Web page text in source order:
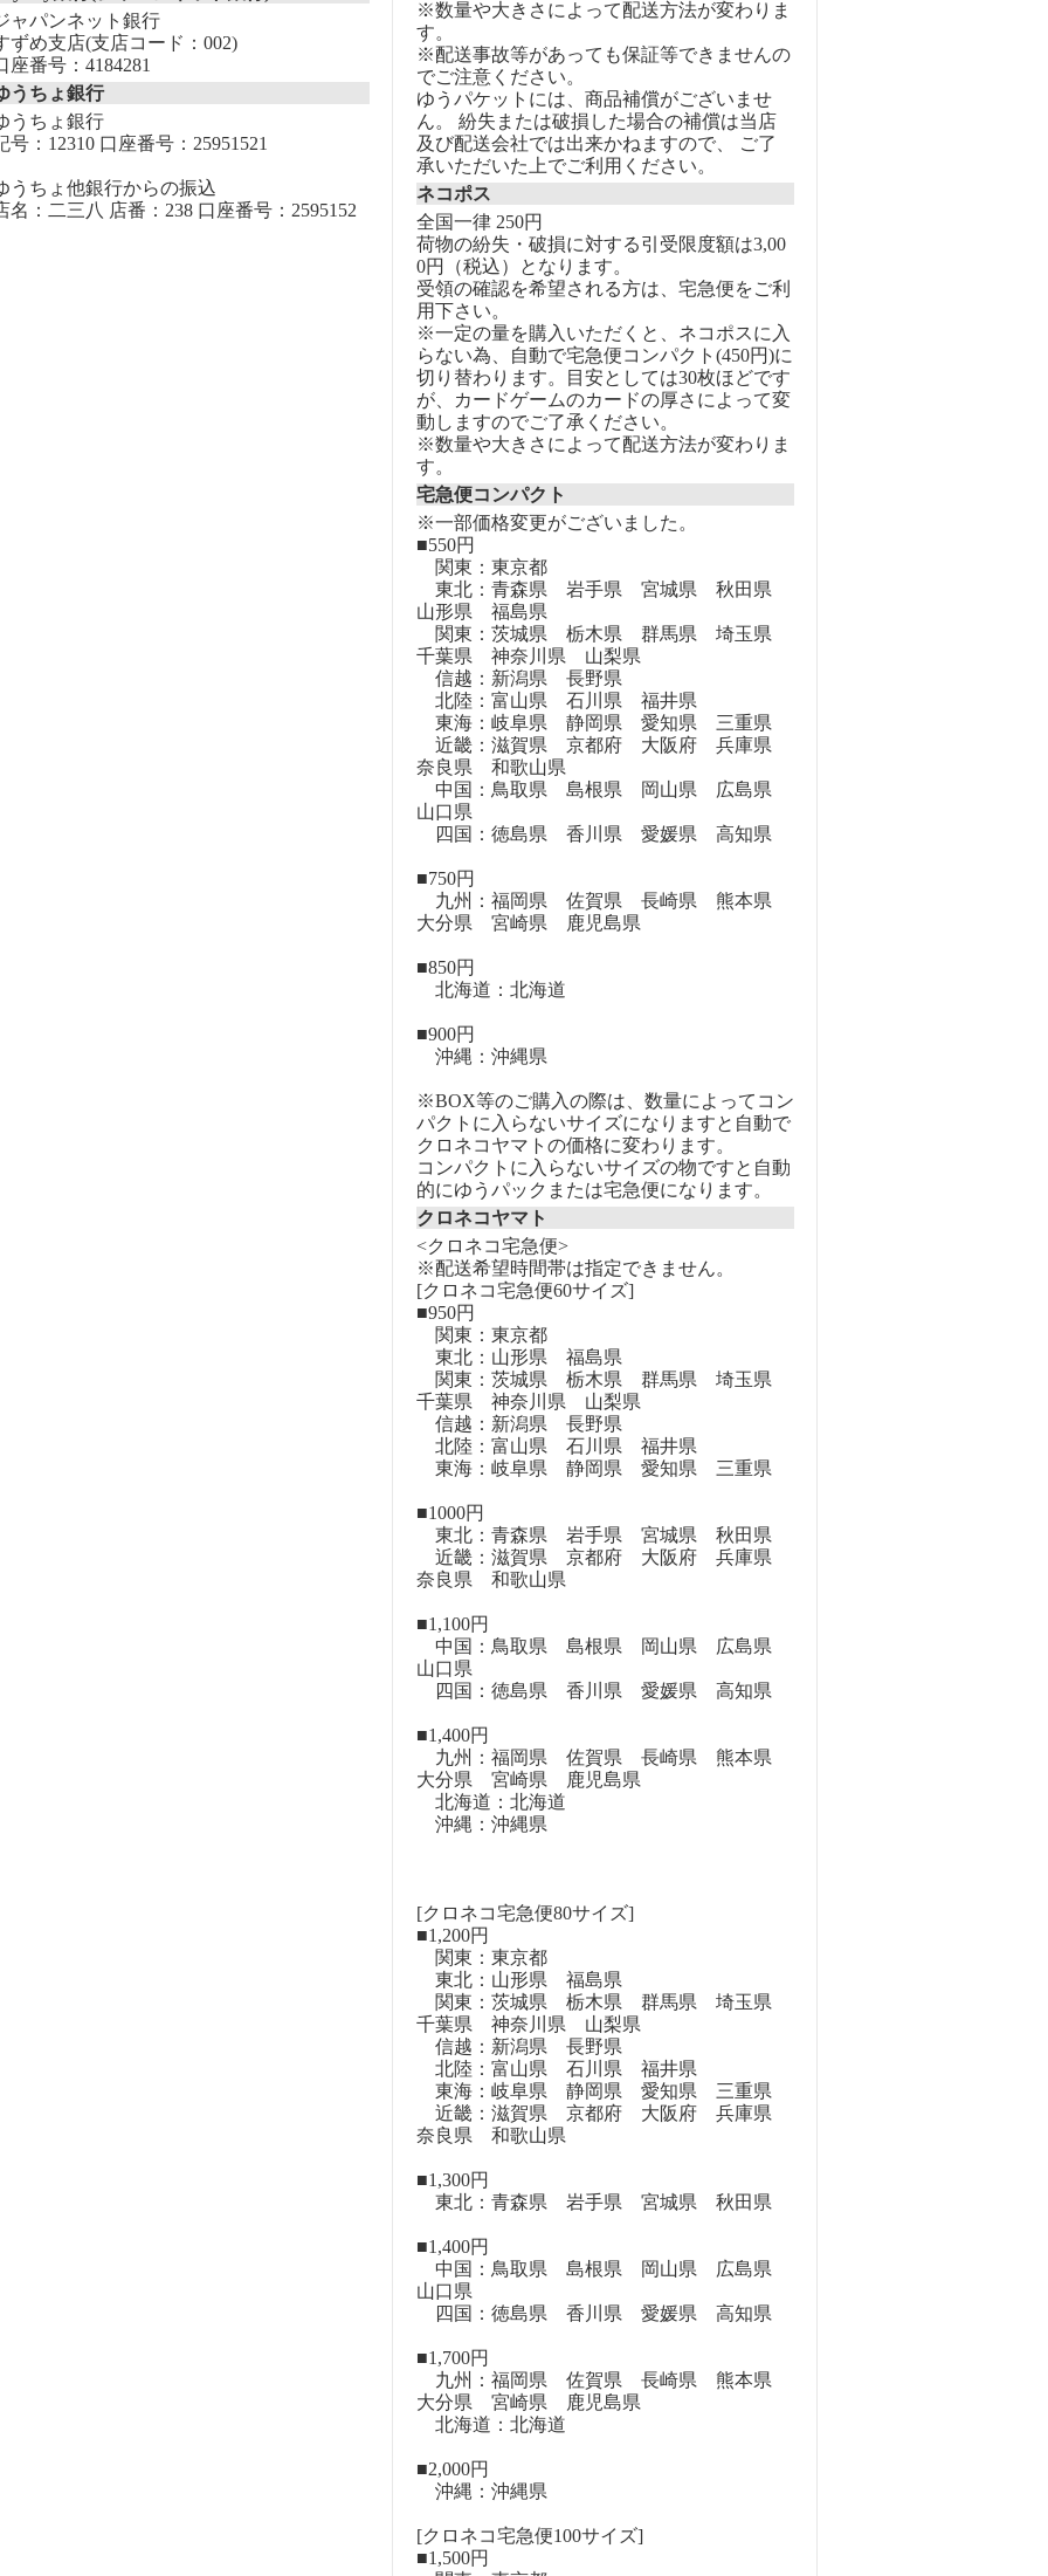
ャパンネット銀行
ずめ支店(支店コード：002)
座番号：4184281
うちょ銀行
うちょ銀行
号：12310 口座番号：25951521
うちょ他銀行からの振込
名：二三八 店番：238 口座番号：2595152
※数量や大きさによって配送方法が変わりま
す。
※配送事故等があっても保証等できませんの
でご注意ください。
ゆうパケットには、商品補償がございませ
ん。 紛失または破損した場合の補償は当店
及び配送会社では出来かねますので、 ご了
承いただいた上でご利用ください。
ネコポス
全国一律 250円
荷物の紛失・破損に対する引受限度額は3,00
0円（税込）となります。
受領の確認を希望される方は、宅急便をご利
用下さい。
※一定の量を購入いただくと、ネコポスに入
らない為、自動で宅急便コンパクト(450円)に
切り替わります。目安としては30枚ほどです
が、カードゲームのカードの厚さによって変
動しますのでご了承ください。
※数量や大きさによって配送方法が変わりま
す。
宅急便コンパクト
※一部価格変更がございました。
■550円
関東：東京都
東北：青森県 岩手県 宮城県 秋田県
山形県 福島県
関東：茨城県 栃木県 群馬県 埼玉県
千葉県 神奈川県 山梨県
信越：新潟県 長野県
北陸：富山県 石川県 福井県
東海：岐阜県 静岡県 愛知県 三重県
近畿：滋賀県 京都府 大阪府 兵庫県
奈良県 和歌山県
中国：鳥取県 島根県 岡山県 広島県
山口県
四国：徳島県 香川県 愛媛県 高知県
■750円
九州：福岡県 佐賀県 長崎県 熊本県
大分県 宮崎県 鹿児島県
■850円
北海道：北海道
■900円
沖縄：沖縄県
※BOX等のご購入の際は、数量によってコン
パクトに入らないサイズになりますと自動で
クロネコヤマトの価格に変わります。
コンパクトに入らないサイズの物ですと自動
的にゆうパックまたは宅急便になります。
クロネコヤマト
<クロネコ宅急便>
※配送希望時間帯は指定できません。
[クロネコ宅急便60サイズ]
■950円
関東：東京都
東北：山形県 福島県
関東：茨城県 栃木県 群馬県 埼玉県
千葉県 神奈川県 山梨県
信越：新潟県 長野県
北陸：富山県 石川県 福井県
東海：岐阜県 静岡県 愛知県 三重県
■1000円
東北：青森県 岩手県 宮城県 秋田県
近畿：滋賀県 京都府 大阪府 兵庫県
奈良県 和歌山県
■1,100円
中国：鳥取県 島根県 岡山県 広島県
山口県
四国：徳島県 香川県 愛媛県 高知県
■1,400円
九州：福岡県 佐賀県 長崎県 熊本県
大分県 宮崎県 鹿児島県
北海道：北海道
沖縄：沖縄県
[クロネコ宅急便80サイズ]
■1,200円
関東：東京都
東北：山形県 福島県
関東：茨城県 栃木県 群馬県 埼玉県
千葉県 神奈川県 山梨県
信越：新潟県 長野県
北陸：富山県 石川県 福井県
東海：岐阜県 静岡県 愛知県 三重県
近畿：滋賀県 京都府 大阪府 兵庫県
奈良県 和歌山県
■1,300円
東北：青森県 岩手県 宮城県 秋田県
■1,400円
中国：鳥取県 島根県 岡山県 広島県
山口県
四国：徳島県 香川県 愛媛県 高知県
■1,700円
九州：福岡県 佐賀県 長崎県 熊本県
大分県 宮崎県 鹿児島県
北海道：北海道
■2,000円
沖縄：沖縄県
[クロネコ宅急便100サイズ]
■1,500円